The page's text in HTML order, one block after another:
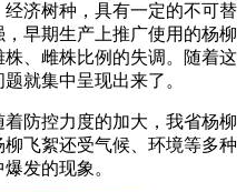
济树种，具有一定的不可替
早期生产上推广使用的杨柳
、雌株比例的失调。随着这
就集中呈现出来了。
防控力度的加大，我省杨柳
飞絮还受气候、环境等多种
发的现象。